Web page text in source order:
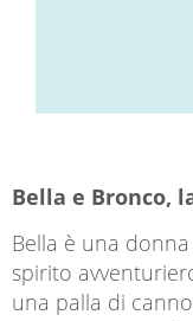
Bella e Bronco,
Bella è una
spirito
una palla di